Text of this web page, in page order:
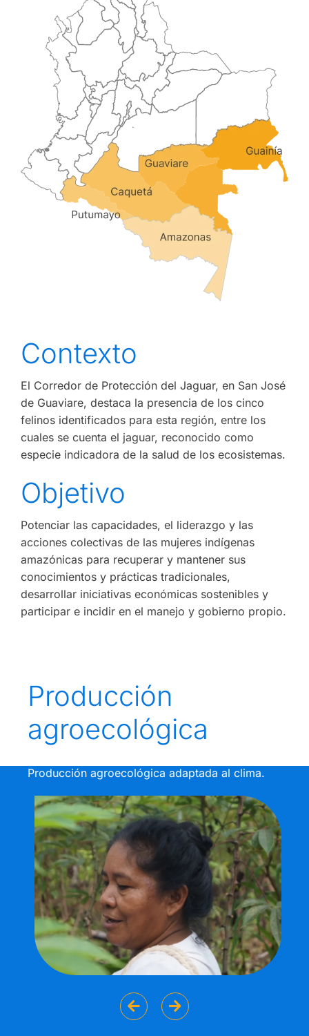
Contexto
El Corredor de Protección del Jaguar, en San José
de Guaviare, destaca la presencia de los cinco
felinos identificados para esta región, entre los
cuales se cuenta el jaguar, reconocido como
especie indicadora de la salud de los ecosistemas.
Objetivo
Potenciar las capacidades, el liderazgo y las
acciones colectivas de las mujeres indígenas
amazónicas para recuperar y mantener sus
conocimientos y prácticas tradicionales,
desarrollar iniciativas económicas sostenibles y
participar e incidir en el manejo y gobierno propio.
Producción
agroecológica
Producción agroecológica adaptada al clima.